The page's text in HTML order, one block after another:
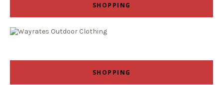
SHOPPING
SHOPPING